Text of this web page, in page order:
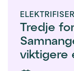
Tredje
viktigere